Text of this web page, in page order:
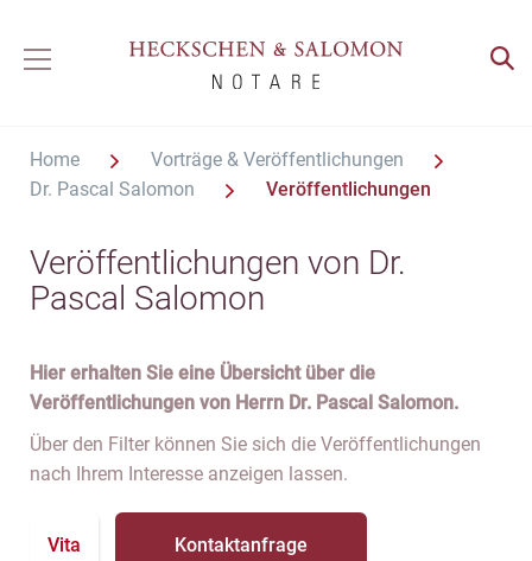
Home
Vorträge & Veröffentlichungen
Dr. Pascal Salomon
Veröffentlichungen
Veröffentlichungen von Dr.
Pascal Salomon
Hier erhalten Sie eine Übersicht über die
Veröffentlichungen von Herrn Dr. Pascal Salomon.
Über den Filter können Sie sich die Veröffentlichungen
nach Ihrem Interesse anzeigen lassen.
Vita Kontaktanfrage